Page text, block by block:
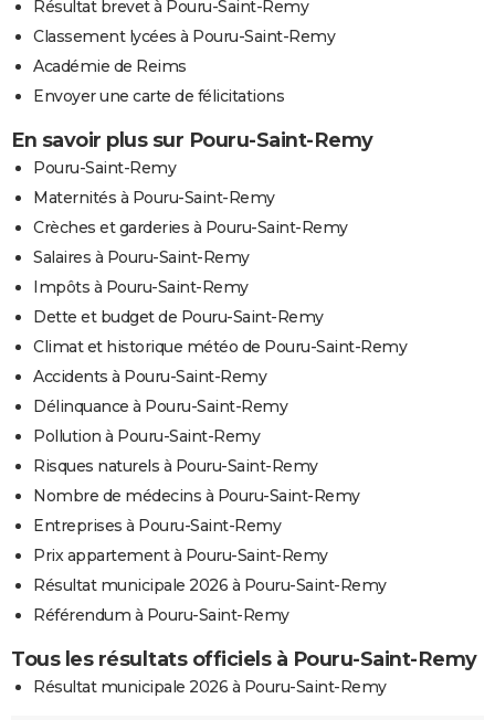
Résultat brevet à Pouru-Saint-Remy
Classement lycées à Pouru-Saint-Remy
Académie de Reims
Envoyer une carte de félicitations
En savoir plus sur Pouru-Saint-Remy
Pouru-Saint-Remy
Maternités à Pouru-Saint-Remy
Crèches et garderies à Pouru-Saint-Remy
Salaires à Pouru-Saint-Remy
Impôts à Pouru-Saint-Remy
Dette et budget de Pouru-Saint-Remy
Climat et historique météo de Pouru-Saint-Remy
Accidents à Pouru-Saint-Remy
Délinquance à Pouru-Saint-Remy
Pollution à Pouru-Saint-Remy
Risques naturels à Pouru-Saint-Remy
Nombre de médecins à Pouru-Saint-Remy
Entreprises à Pouru-Saint-Remy
Prix appartement à Pouru-Saint-Remy
Résultat municipale 2026 à Pouru-Saint-Remy
Référendum à Pouru-Saint-Remy
Tous les résultats officiels à Pouru-Saint-Remy
Résultat municipale 2026 à Pouru-Saint-Remy